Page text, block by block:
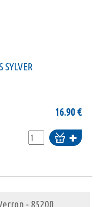
SYLVER
16.90€
Ajouter
au
- 85200